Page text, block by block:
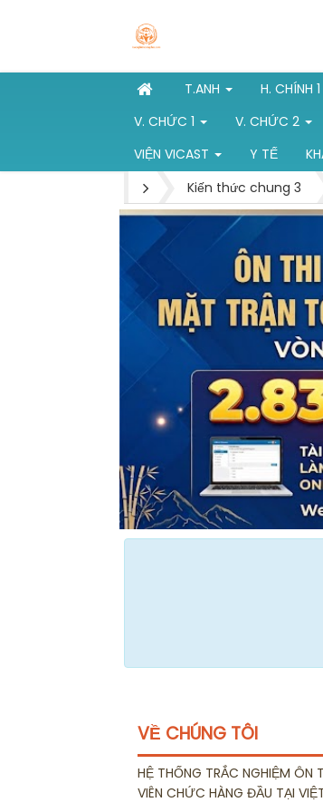
T.ANH H. CHÍNH 1
V. CHỨC 1
V. CHỨC 2
VIỆN VICAST
Y TẾ
Kiến thức chung 3
VỀ CHÚNG TÔI
HỆ THỐNG TRẮC NGHIỆM ÔN
VIÊN CHỨC HÀNG ĐẦU TẠI